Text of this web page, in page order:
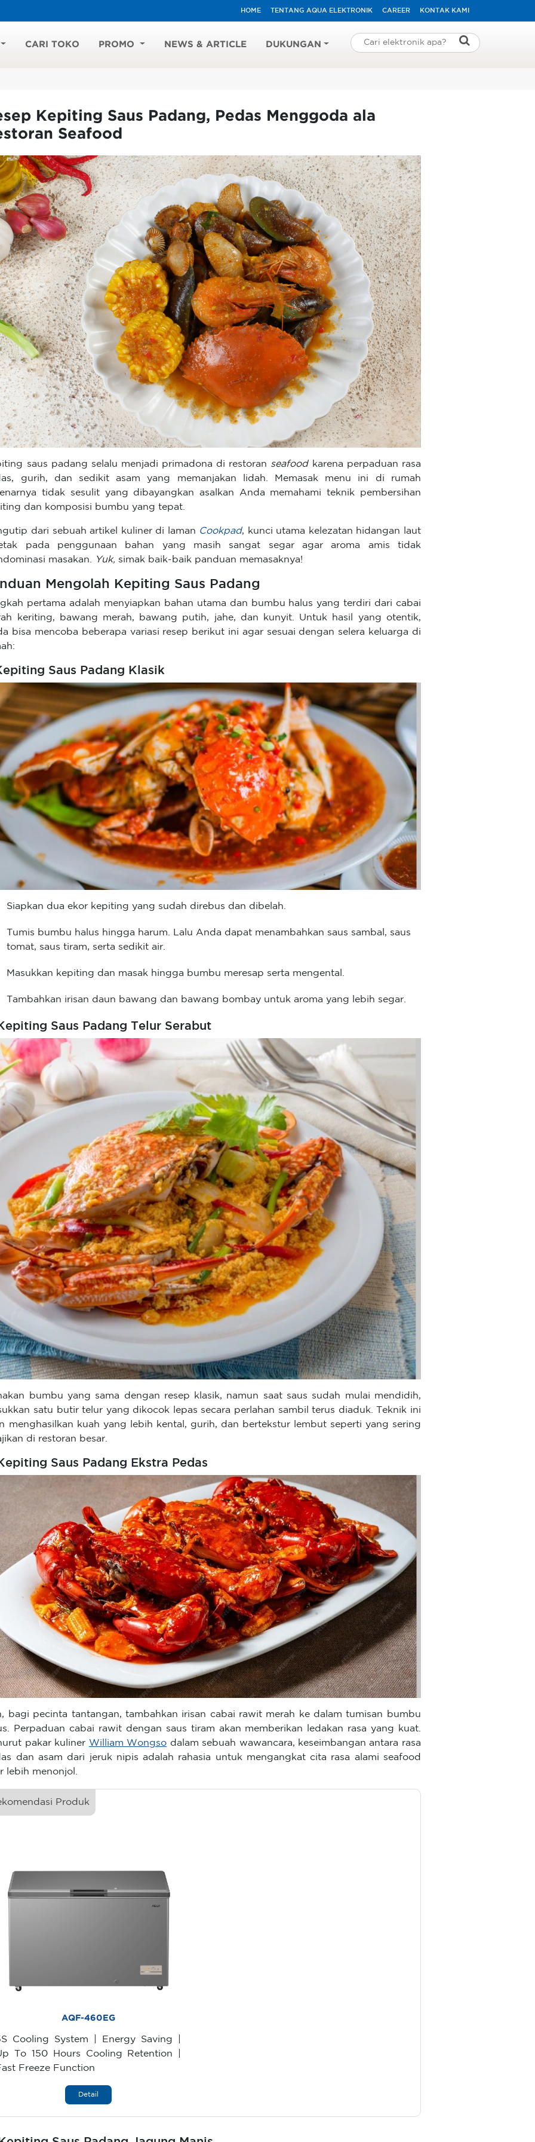
HOME TENTANG AQUA ELEKTRONIK CAREER KONTAK KAMI
CARI TOKO PROMO NEWS & ARTICLE DUKUNGAN
Kepiting Saus Padang, Pedas Menggoda ala
Seafood
saus padang selalu menjadi primadona di restoran seafoodkarena perpaduan rasa
gurih, dan sedikit asam yang memanjakan lidah. Memasak menu ini di rumah
tidak sesulit yang dibayangkan asalkan Anda memahami teknik pembersihan
dan komposisi bumbu yang tepat.
dari sebuah artikel kuliner di laman Cookpad, kunci utama kelezatan hidangan laut
pada penggunaan bahan yang masih sangat segar agar aroma amis tidak
masakan.
Yuk, simak baik-baik panduan memasaknya!
Mengolah Kepiting Saus Padang
pertama adalah menyiapkan bahan utama dan bumbu halus yang terdiri dari cabai
keriting, bawang merah, bawang putih, jahe, dan kunyit. Untuk hasil yang otentik,
bisa mencoba beberapa variasi resep berikut ini agar sesuai dengan selera keluarga di
Saus Padang Klasik
Siapkan dua ekor kepiting yang sudah direbus dan dibelah.
Tumis bumbu halus hingga harum. Lalu Anda dapat menambahkan saus sambal, saus
tomat, saus tiram, serta sedikit air.
Masukkan kepiting dan masak hingga bumbu meresap serta mengental.
Tambahkan irisan daun bawang dan bawang bombay untuk aroma yang lebih segar.
Saus Padang Telur Serabut
bumbu yang sama dengan resep klasik, namun saat saus sudah mulai mendidih,
satu butir telur yang dikocok lepas secara perlahan sambil terus diaduk. Teknik ini
menghasilkan kuah yang lebih kental, gurih, dan bertekstur lembut seperti yang sering
di restoran besar.
Saus Padang Ekstra Pedas
bagi pecinta tantangan, tambahkan irisan cabai rawit merah ke dalam tumisan bumbu
Perpaduan cabai rawit dengan saus tiram akan memberikan ledakan rasa yang kuat.
pakar kuliner William Wongso dalam sebuah wawancara, keseimbangan antara rasa
dan asam dari jeruk nipis adalah rahasia untuk mengangkat cita rasa alami seafood
lebih menonjol.
Produk
AQF-460EG
Cooling System | Energy Saving |
To 150 Hours Cooling Retention |
Freeze Function
Detail